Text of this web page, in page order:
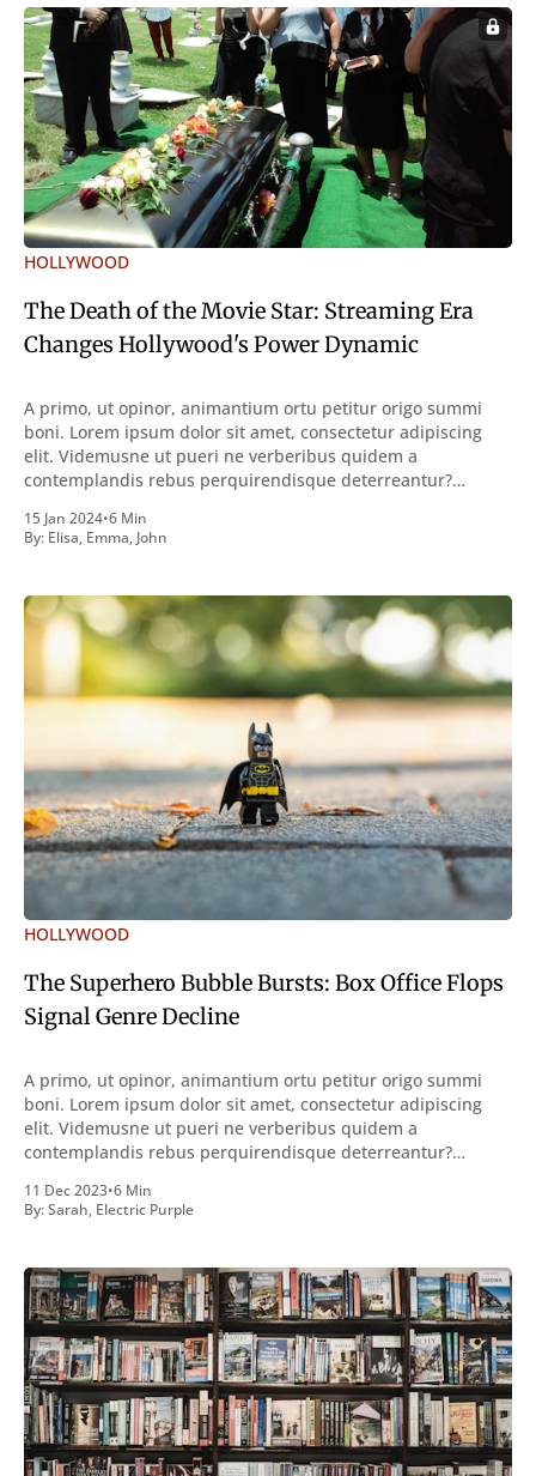
HOLLYWOOD
The Death of the Movie Star: Streaming Era
Changes Hollywood's Power Dynamic
A primo, ut opinor, animantium ortu petitur origo summi
boni. Lorem ipsum dolor sit amet, consectetur adipiscing
elit. Videmusne ut pueri ne verberibus quidem a
contemplandis rebus perquirendisque deterreantur?
inveniri verbum potest quod magis idem declaret Latine,
quod Graece, quam declarat voluptas. Duo
15 Jan 2024•6 Min
By: Elisa, Emma, John
HOLLYWOOD
The Superhero Bubble Bursts: Box Office Flops
Signal Genre Decline
A primo, ut opinor, animantium ortu petitur origo summi
boni. Lorem ipsum dolor sit amet, consectetur adipiscing
elit. Videmusne ut pueri ne verberibus quidem a
contemplandis rebus perquirendisque deterreantur?
inveniri verbum potest quod magis idem declaret Latine,
quod Graece, quam declarat voluptas. Duo
11 Dec 2023•6 Min
By:Sarah, Electric Purple